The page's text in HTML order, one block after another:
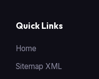
Quick Links
Home
Sitemap XML